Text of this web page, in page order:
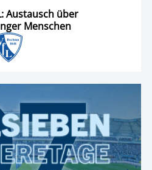
Austausch über
Menschen